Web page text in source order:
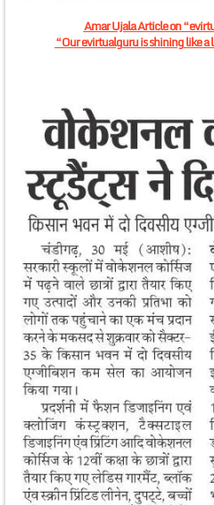
Amar Ujala Article on
“Our evirtualguru is shining like